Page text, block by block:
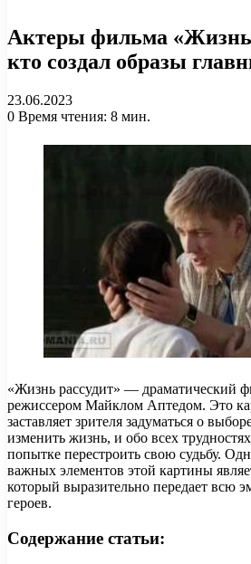
Актеры фильма «Жизнь
кто создал образы
23.06.2023
0 Время чтения: 8 мин.
«Жизнь рассудит» — драматический
режиссером Майклом Аптедом. Это
заставляет зрителя задуматься о
изменить жизнь, и обо всех
попытке перестроить свою судьбу.
важных элементов этой картины
который выразительно передает всю
героев.
Содержание статьи: